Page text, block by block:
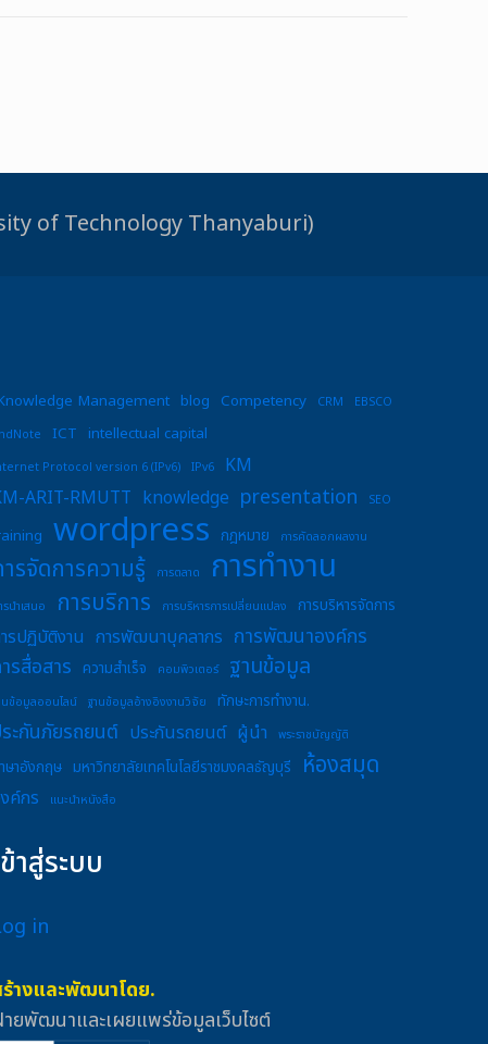
of Technology Thanyaburi)
Management blog Competency CRM
EBSCO
ICT intellectual capital
Protocol version 6 (IPv6) IPv6
KM
ARIT-RMUTT knowledge presentation SEO
wordpress กฎหมาย การคัดลอกผลงาน
รจัดการความรู้ การตลาด การทำงาน
รนำเสนอ การบริการ การบริหารการเปลี่ยนแปลง การบริหารจัดการ
รปฏิบัติงาน การพัฒนาบุคลากร การพัฒนาองค์กร
รสื่อสาร ความสำเร็จ คอมพิวเตอร์ ฐานข้อมูล
นข้อมูลออนไลน์ ฐานข้อมูลอ้างอิงงานวิจัย ทักษะการทำงาน.
ะกันภัยรถยนต์ ประกันรถยนต์ ผู้นำ พระราชบัญญัติ
ษาอังกฤษ มหาวิทยาลัยเทคโนโลยีราชมงคลธัญบุรี ห้องสมุด
ค์กร แนะนำหนังสือ
าสู่ระบบ
in
างและพัฒนาโดย.
ยพัฒนาและเผยแพร่ข้อมูลเว็บไซต์